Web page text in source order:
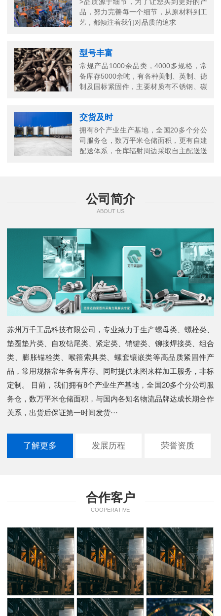
品，努力完善每一个细节，从原材料到工
艺，都倾注着我们对品质的追求
型号丰富
常规产品1000余品类，4000多规格，常
备库存5000余吨，有各种美制、英制、德
制及国标紧固件，主要材质有不锈钢、碳
交货及时
拥有8个产业生产基地，全国20多个分公
司服务仓，数万平米仓储面积，更有自建
配送体系，仓库辐射周边采取自主配送送
公司简介
ABOUT US
苏州万千工品科技有限公司，专业致力于生产螺母类、螺栓类、
垫圈垫片类、自攻钻尾类、紧定类、销键类、铆接焊接类、组合
类、膨胀锚栓类、喉箍索具类、螺套镶嵌类等高品质紧固件产
品，常用规格常年备有库存。同时提供来图来样加工服务，非标
定制。 目前，我们拥有8个产业生产基地，全国20多个分公司服
务仓，数万平米仓储面积，与国内各知名物流品牌达成长期合作
关系，出货后保证第一时间发货···
了解更多 发展历程 荣誉资质
合作客户
COOPERATIVE